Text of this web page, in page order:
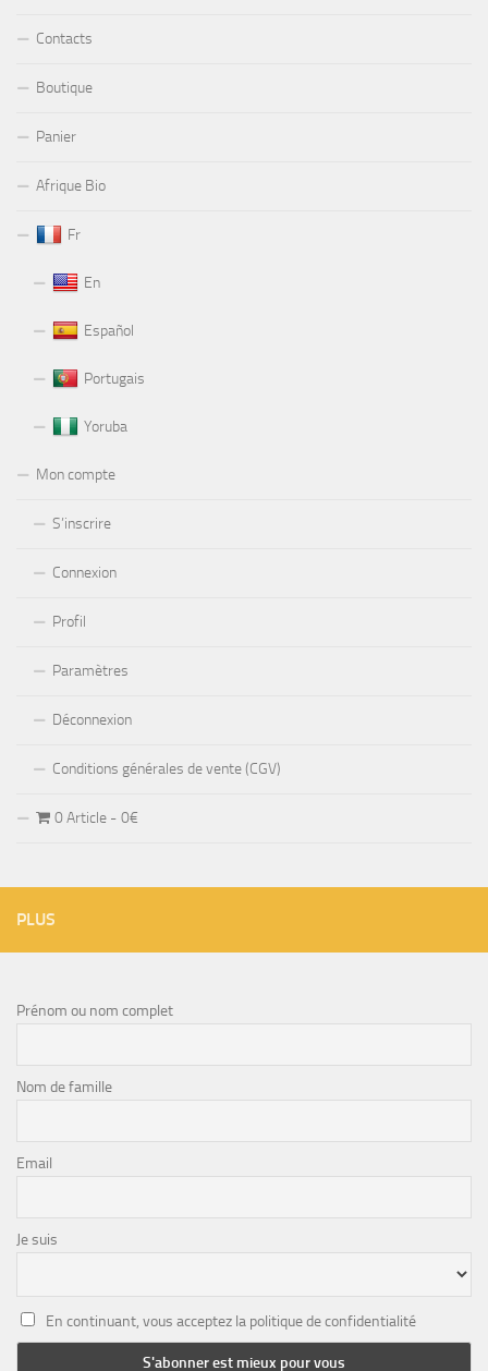
Contacts
Boutique
Panier
Afrique Bio
Fr
En
Español
Portugais
Yoruba
Mon compte
S’inscrire
Connexion
Profil
Paramètres
Déconnexion
Conditions générales de vente (CGV)
0 Article 0€
PLUS
Prénom ou nom complet
Nom de famille
Email
Je suis
En continuant, vous acceptez la politique de confidentialité